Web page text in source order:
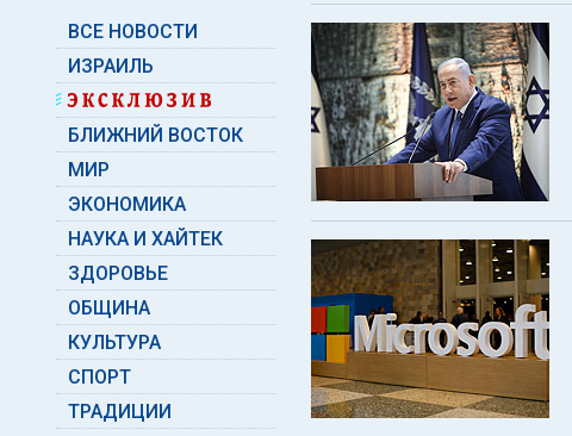
ВСЕ НОВОСТИ
ИЗРАИЛЬ
БЛИЖНИЙ ВОСТОК
МИР
ЭКОНОМИКА
НАУКА И ХАЙТЕК
ЗДОРОВЬЕ
ОБЩИНА
КУЛЬТУРА
СПОРТ
ТРАДИЦИИ